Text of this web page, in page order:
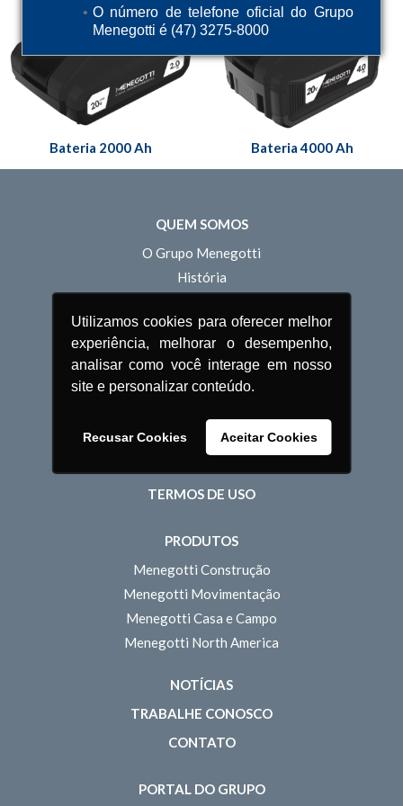
O número de telefone oficial do Grupo
Menegotti é (47) 3275-8000
Utilizamos cookies para oferecer melhor
experiência, melhorar o desempenho,
analisar como você interage em nosso
site e personalizar conteúdo.
Recusar Cookies Aceitar Cookies
Bateria 2000 Ah Bateria 4000 Ah
QUEM SOMOS
O Grupo Menegotti
História
Estrutura Comercial
Estrutura Operacional
Inovação
Pessoas
TERMOS DE USO
PRODUTOS
Menegotti Construção
Menegotti Movimentação
Menegotti Casa e Campo
Menegotti North America
NOTÍCIAS
TRABALHE CONOSCO
CONTATO
PORTAL DO GRUPO